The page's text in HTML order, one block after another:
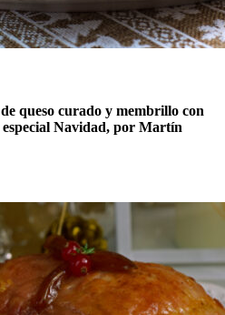
queso curado y membrillo con
especial Navidad, por Martín